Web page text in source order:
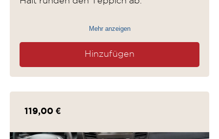
Mehr anzeigen
Hinzufügen
119,00 €